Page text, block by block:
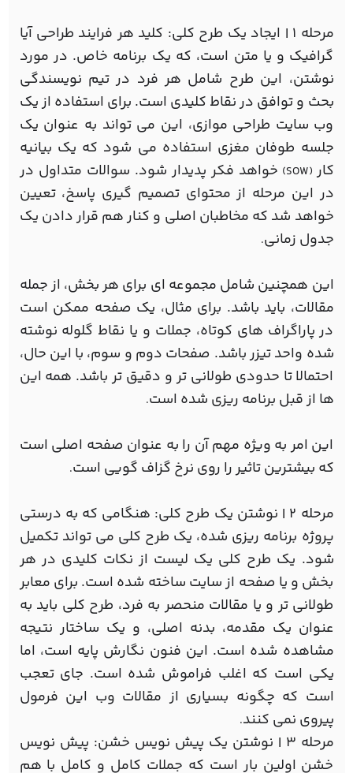
مرحله 1 | ایجاد یک طرح کلی: کلید هر فرایند طراحی آیا
گرافیک و یا متن است، که یک برنامه خاص. در مورد
نوشتن، این طرح شامل هر فرد در تیم نویسندگی
بحث و توافق در نقاط کلیدی است. برای استفاده از یک
وب سایت طراحی موازی، این می تواند به عنوان یک
جلسه طوفان مغزی استفاده می شود که یک بیانیه
کار (SOW) خواهد فکر پدیدار شود. سوالات متداول در
در این مرحله از محتوای تصمیم گیری پاسخ، تعیین
خواهد شد که مخاطبان اصلی و کنار هم قرار دادن یک
جدول زمانی.
این همچنین شامل مجموعه ای برای هر بخش، از جمله
مقالات، باید باشد. برای مثال، یک صفحه ممکن است
در پاراگراف های کوتاه، جملات و یا نقاط گلوله نوشته
شده واحد تیزر باشد. صفحات دوم و سوم، با این حال،
احتمالا تا حدودی طولانی تر و دقیق تر باشد. همه این
ها از قبل برنامه ریزی شده است.
این امر به ویژه مهم آن را به عنوان صفحه اصلی است
که بیشترین تاثیر را روی نرخ گزاف گویی است.
مرحله 2 | نوشتن یک طرح کلی: هنگامی که به درستی
پروژه برنامه ریزی شده، یک طرح کلی می تواند تکمیل
شود. یک طرح کلی یک لیست از نکات کلیدی در هر
بخش و یا صفحه از سایت ساخته شده است. برای معابر
طولانی تر و یا مقالات منحصر به فرد، طرح کلی باید به
عنوان یک مقدمه، بدنه اصلی، و یک ساختار نتیجه
مشاهده شده است. این فنون نگارش پایه است، اما
یکی است که اغلب فراموش شده است. جای تعجب
است که چگونه بسیاری از مقالات وب این فرمول
پیروی نمی کنند.
مرحله 3 | نوشتن یک پیش نویس خشن: پیش نویس
خشن اولین بار است که جملات کامل و کامل با هم